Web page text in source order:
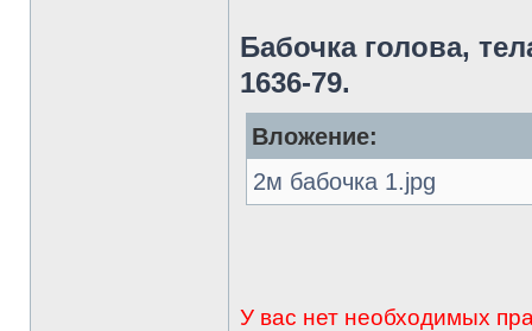
Бабочка голова,
1636-79.
Вложение:
2м бабочка 1.jpg
У вас нет необходимых